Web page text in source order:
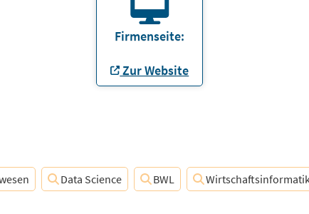
Firmenseite:
Zur Website
Data Science BWL